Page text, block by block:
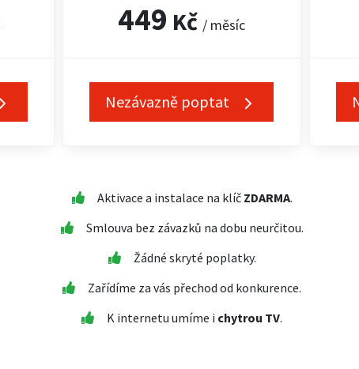
449 Kč / měsíc
Nezávazně poptat
Aktivace a instalace na klíč ZDARMA.
Smlouva bez závazků na dobu neurčitou.
Žádné skryté poplatky.
Zařídíme za vás přechod od konkurence.
K internetu umíme i chytrou TV.